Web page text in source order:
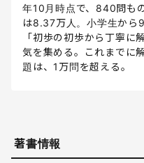
年10月時点で、840問も
は8.37万人。小学生から
「初歩の初歩から丁寧に
気を集める。これまでに
題は、1万問を超える。
著書情報